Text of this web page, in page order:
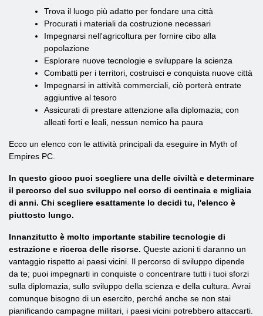
Trova il luogo più adatto per fondare una città
Procurati i materiali da costruzione necessari
Impegnarsi nell'agricoltura per fornire cibo alla
popolazione
Esplorare nuove tecnologie e sviluppare la scienza
Combatti per i territori, costruisci e conquista nuove città
Impegnarsi in attività commerciali, ciò porterà entrate
aggiuntive al tesoro
Assicurati di prestare attenzione alla diplomazia; con
alleati forti e leali, nessun nemico ha paura
Ecco un elenco con le attività principali da eseguire in Myth of
Empires PC.
In questo gioco puoi scegliere una delle civiltà e determinare
il percorso del suo sviluppo nel corso di centinaia e migliaia
di anni. Chi scegliere esattamente lo decidi tu, l'elenco è
piuttosto lungo.
Innanzitutto è molto importante stabilire tecnologie di
estrazione e ricerca delle risorse. Queste azioni ti daranno un
vantaggio rispetto ai paesi vicini. Il percorso di sviluppo dipende
da te; puoi impegnarti in conquiste o concentrare tutti i tuoi sforzi
sulla diplomazia, sullo sviluppo della scienza e della cultura. Avrai
comunque bisogno di un esercito, perché anche se non stai
pianificando campagne militari, i paesi vicini potrebbero attaccarti.